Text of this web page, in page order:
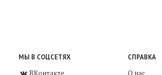
МЫ В СОЦСЕТЯХ
ВКонтакте
СПРАВКА
О нас